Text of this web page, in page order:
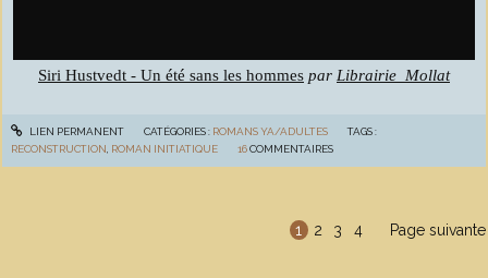
Siri Hustvedt - Un été sans les hommes par Librairie_Mollat
LIEN PERMANENT CATÉGORIES : ROMANS YA/ADULTES
TAGS :
RECONSTRUCTION ROMAN INITIATIQUE 16 COMMENTAIRES
1 2 3 4 Page suivante